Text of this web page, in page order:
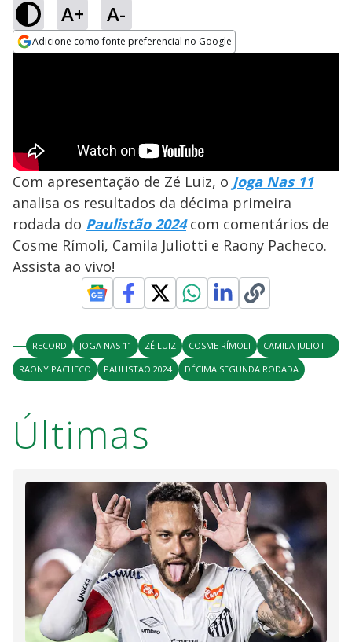
A+ A-
Adicione como fonte preferencial no Google
Com apresentação de Zé Luiz, o Joga Nas 11
analisa os resultados da décima primeira
rodada do Paulistão 2024com comentários de
Cosme Rímoli, Camila Juliotti e Raony Pacheco.
Assista ao vivo!
RECORD JOGA NAS 11 ZÉ LUIZ COSME RÍMOLI
CAMILA JULIOTTI
RAONY PACHECO
PAULISTÃO 2024 DÉCIMA SEGUNDA RODADA
Últimas